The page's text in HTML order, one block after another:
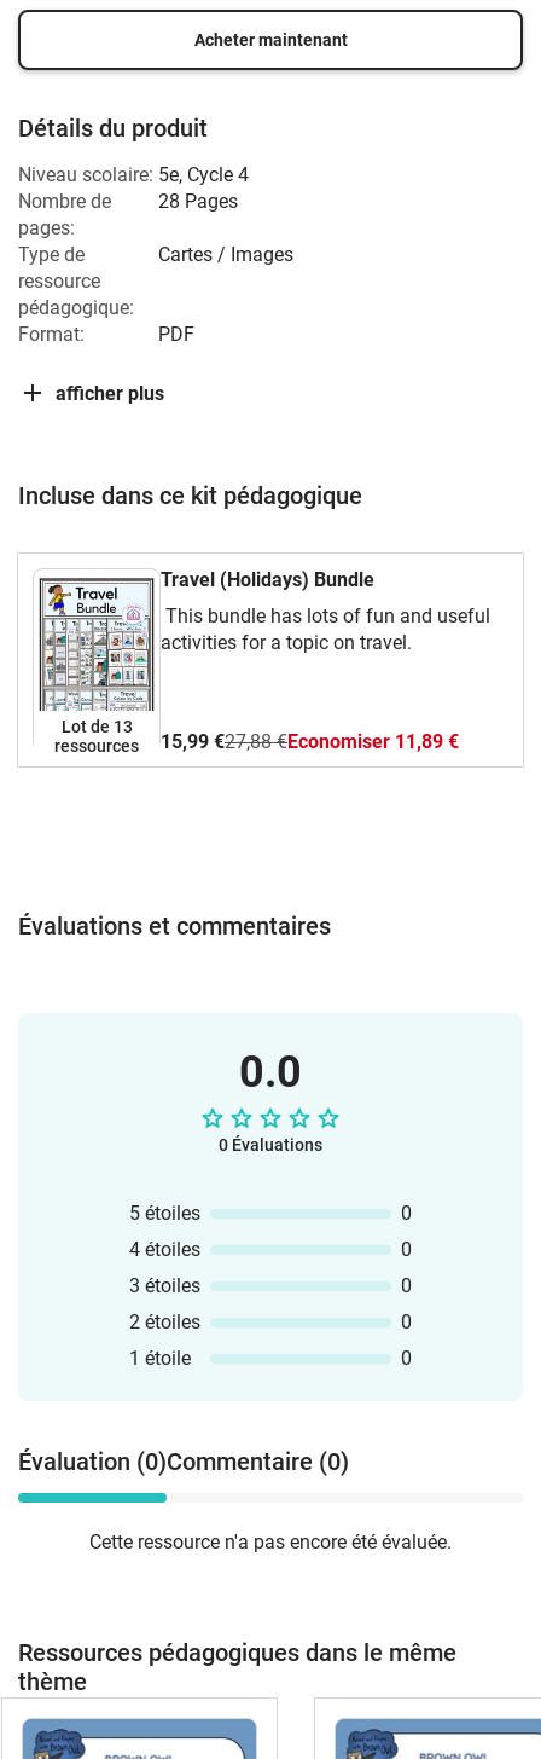
Acheter maintenant
Détails du produit
Niveau scolaire: 5e, Cycle 4
Nombre de
pages:
28 Pages
Type de
ressource
pédagogique:
Cartes / Images
Format: PDF
afficher plus
Incluse dans ce kit pédagogique
Lot de 13
ressources
Travel (Holidays) Bundle
This bundle has lots of fun and useful
activities for a topic on travel.
15,99 €27,88 €Economiser 11,89 €
Évaluations et commentaires
0.0
0 Évaluations
5 étoiles
0
4 étoiles
0
3 étoiles
0
2 étoiles
0
1 étoile
0
Évaluation (0)Commentaire (0)
Cette ressource n'a pas encore été évaluée.
Ressources pédagogiques dans le même
thème